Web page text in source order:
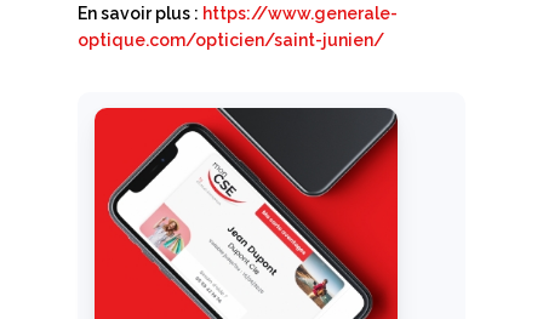
En savoir plus : https://www.generale-
optique.com/opticien/saint-junien/